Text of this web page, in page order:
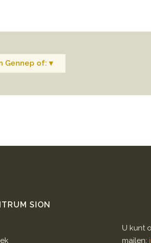
Gennep of: ▾
SION
U kunt
mailen: